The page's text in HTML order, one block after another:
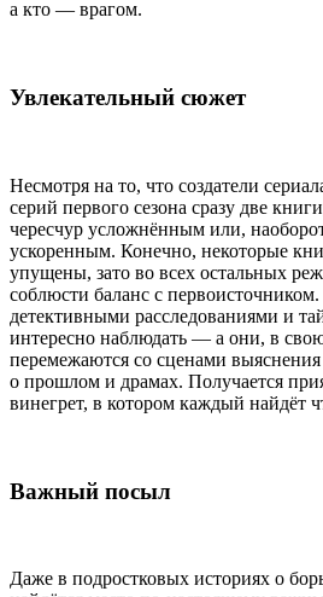
а кто — врагом.
Увлекательный сюжет
Несмотря на то, что создатели
серий первого сезона сразу две
чересчур усложнённым или,
ускоренным. Конечно, некоторые
упущены, зато во всех остальных
соблюсти баланс с
детективными расследованиями и
интересно наблюдать — а они, в
перемежаются со сценами
о прошлом и драмах. Получается
винегрет, в котором каждый найдёт
Важный посыл
Даже в подростковых историях о